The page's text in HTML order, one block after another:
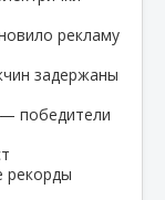
рекламу
задержаны
победители
рекорды